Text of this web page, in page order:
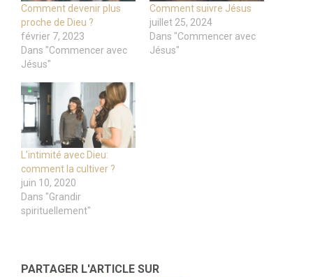
Comment devenir plus
proche de Dieu ?
février 7, 2023
Dans "Commencer avec
Jésus"
Comment suivre Jésus
juillet 25, 2024
Dans "Commencer avec
Jésus"
L’intimité avec Dieu:
comment la cultiver ?
juin 10, 2020
Dans "Grandir
spirituellement"
PARTAGER L'ARTICLE SUR